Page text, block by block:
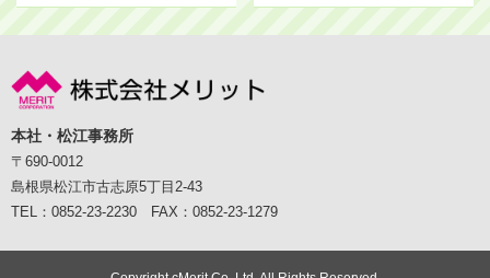
本社・松江事務所
〒690-0012
島根県松江市古志原5丁目2-43
TEL：0852-23-2230 FAX：0852-23-1279